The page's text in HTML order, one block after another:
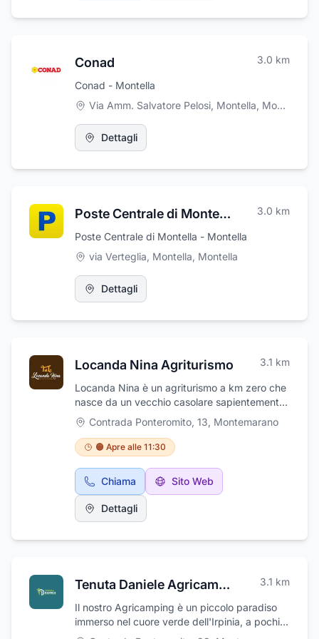
nostri occhi per tutte le attività giornaliere che
Conad 3.0 km
Conad - Montella
Via Amm. Salvatore Pelosi, Montella, Montella
Dettagli
Poste Centrale di Montella 3.0 km
Poste Centrale di Montella - Montella
via Verteglia, Montella, Montella
Dettagli
Locanda Nina Agriturismo 3.1 km
Locanda Nina è un agriturismo a km zero che
nasce da un vecchio casolare sapientemente
ristrutturato dalla famiglia Bocchino,
proprietaria di diversi ettari di terra nelle
colline di Montemarano. La locanda propone
specialità di selvaggina, formaggi e ortaggi di
produzione propria. Trattoria tipica e non solo
che gode di un'ampia terrazza all'esterno per
serate e feste fra amici. La struttura offre la
possibilità di pernottamento nelle suggestive
maestria, dotate di ogni confort. Preso
nasce dal nostro desiderio di mantenere le
tradizioni tipiche della cucina campana,
offrendoti anche la possibilità di soggiornare
in una struttura di recente inaugurazione,
Contrada Ponteromito, 13, Montemarano
🟠 Apre alle 11:30
Chiama Sito Web
Dettagli
Tenuta Daniele Agricamping 3.1 km
Il nostro Agricamping è un piccolo paradiso
immerso nel cuore verde dell'Irpinia, a pochi
passi da borghi medievali e centri turistici, per